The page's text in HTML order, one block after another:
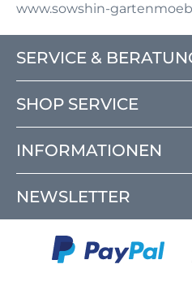
www.sowshin-
SERVICE &
SHOP SERVICE
INFORMATIONEN
NEWSLETTER